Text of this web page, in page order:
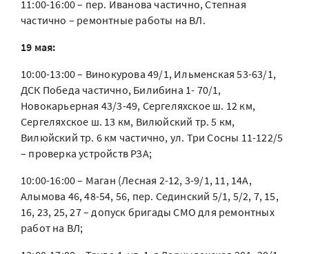
11:00-16:00 – пер. Иванова частично, Степная
частично – ремонтные работы на ВЛ.
19 мая:
10:00-13:00 – Винокурова 49/1, Ильменская 53-63/1,
ДСК Победа частично, Билибина 1- 70/1,
Новокарьерная 43/3-49, Сергеляхское ш. 12 км,
Сергеляхское ш. 13 км, Вилюйский тр. 5 км,
Вилюйский тр. 6 км частично, ул. Три Сосны 11-122/5
– проверка устройств РЗА;
10:00-16:00 – Маган (Лесная 2-12, 3-9/1, 11, 14А,
Алымова 46, 48-54, 56, пер. Сединский 5/1, 5/2, 7, 15,
16, 23, 25, 27 – допуск бригады СМО для ремонтных
работ на ВЛ;